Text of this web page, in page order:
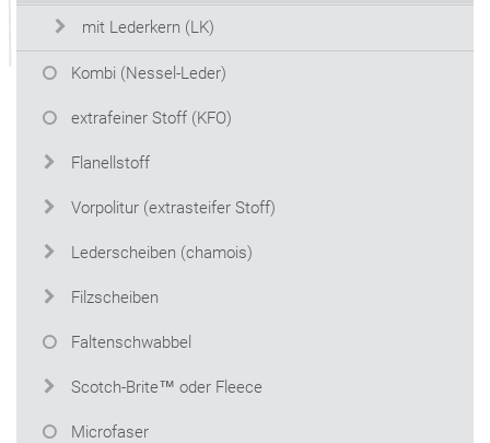
mit Lederkern (LK)
Kombi (Nessel-Leder)
extrafeiner Stoff (KFO)
Flanellstoff
Vorpolitur (extrasteifer Stoff)
Lederscheiben (chamois)
Filzscheiben
Faltenschwabbel
Scotch-Brite™ oder Fleece
Microfaser